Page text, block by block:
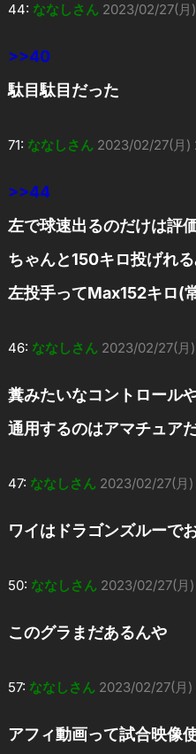
44: ななしさん 2023/02/27(月
>>40
駄目駄目だった
71: ななしさん 2023/02/27(月)
>>44
左で球速出るのだけは評
ちゃんと150キロ投げれ
左投手ってMax152キロ(
46: ななしさん 2023/02/27(月
糞みたいなコントロール
通用するのはアマチュア
47: ななしさん 2023/02/27(月
ワイはドラゴンズルーで
50: ななしさん 2023/02/27(月
このグラまだあるんや
57: ななしさん 2023/02/27(月)
アフィ動画って試合映像